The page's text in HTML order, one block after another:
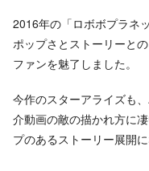
2016年の「ロボボプラネ
ポップさとストーリーと
ファンを魅了しました。
今作のスターアライズも
介動画の敵の描かれ方に
プのあるストーリー展開